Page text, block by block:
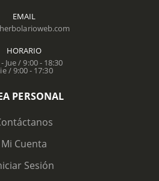
EMAIL
HORARIO
Jue / 9:00 - 18:30
/ 9:00 - 17:30
PERSONAL
Mi Cuenta
Sesión